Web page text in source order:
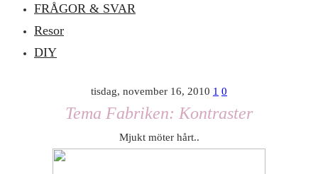
FRÅGOR & SVAR
Resor
DIY
tisdag, november 16, 2010 1 0
Tema Fabriken: Kontraster
Mjukt möter hårt..